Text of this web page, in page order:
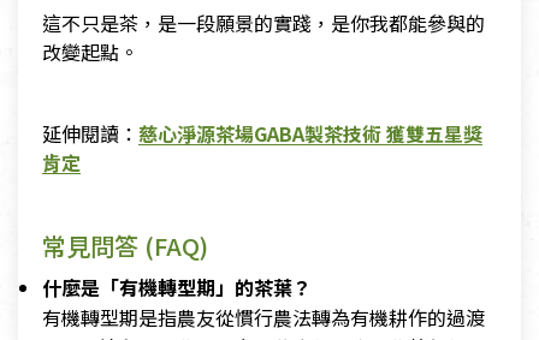
這不只是茶，是一段願景的實踐，是你我都能參與的
改變起點。
延伸閱讀： 慈心淨源茶場GABA製茶技術 獲雙五星獎
肯定
常見問答 (FAQ)
什麼是「有機轉型期」的茶葉？
有機轉型期是指農友從慣行農法轉為有機耕作的過渡